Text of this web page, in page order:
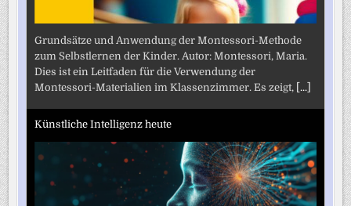
Grundsätze und Anwendung der Montessori-Methode
zum Selbstlernen der Kinder. Autor: Montessori, Maria.
Dies ist ein Leitfaden für die Verwendung der
Montessori-Materialien im Klassenzimmer. Es zeigt, [...]
Künstliche Intelligenz heute